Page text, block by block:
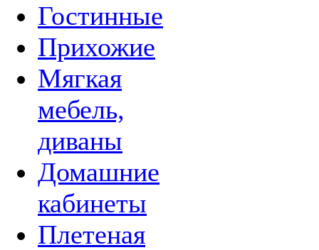
Гостинные
Прихожие
Мягкая
мебель,
диваны
Домашние
кабинеты
Плетеная